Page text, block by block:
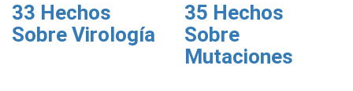
33 Hechos
Sobre Virología
35 Hechos
Sobre
Mutaciones